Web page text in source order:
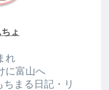
ょ
れ
に富山へ
ちまる日記・リ